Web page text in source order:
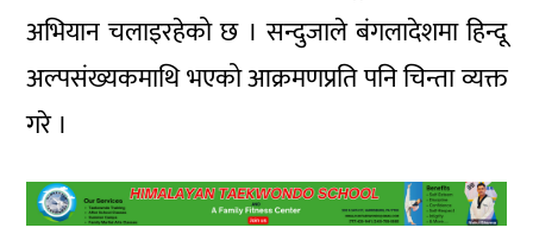
अभियान चलाइरहेको छ । सन्दुजाले बंगलादेशमा हिन्दू
अल्पसंख्यकमाथि भएको आक्रमणप्रति पनि चिन्ता व्यक्त
गरे ।